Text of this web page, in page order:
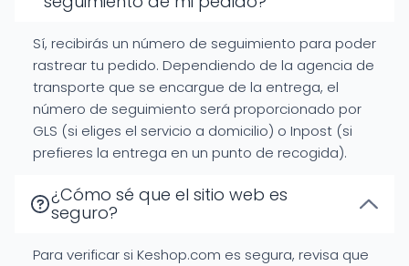
Sí, recibirás un número de seguimiento para poder
rastrear tu pedido. Dependiendo de la agencia de
transporte que se encargue de la entrega, el
número de seguimiento será proporcionado por
GLS (si eliges el servicio a domicilio) o Inpost (si
prefieres la entrega en un punto de recogida).
¿Cómo sé que el sitio web es
seguro?
Para verificar si Keshop.com es segura, revisa que